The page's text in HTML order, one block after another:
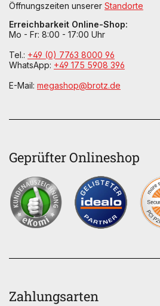
Öffnungszeiten unserer Standorte
Erreichbarkeit Online-Shop:
Mo - Fr: 8:00 - 17:00 Uhr
Tel.: +49 (0) 7763 8000 96
WhatsApp: +49 175 5908 396
E-Mail: megashop@brotz.de
Geprüfter Onlineshop
Zahlungsarten